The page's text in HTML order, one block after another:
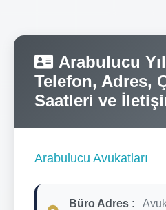
Arabulucu
Telefon, Adres,
Saatleri ve
Arabulucu Avukatları
Büro Adres :